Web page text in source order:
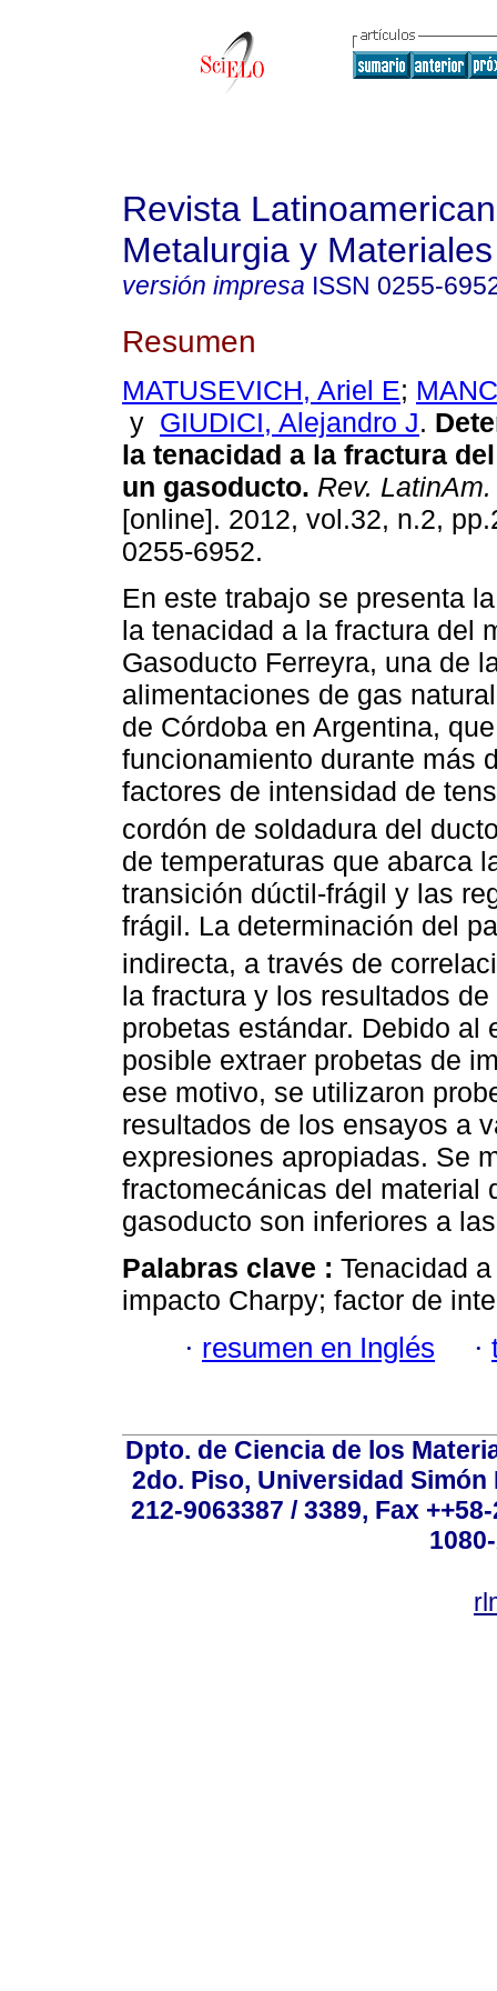
Revista
Metalurgia y Materiales
versión impresa ISSN 0255-
Resumen
MATUSEVICH, Ariel E;
y GIUDICI, Alejandro J.
la tenacidad a la fractura
un gasoducto. Rev.
[online]. 2012, vol.32, n.2,
0255-6952.
En este trabajo se presenta
la tenacidad a la fractura del
Gasoducto Ferreyra, una de
alimentaciones de gas
de Córdoba en Argentina,
funcionamiento durante más
factores de intensidad de
cordón de soldadura del
de temperaturas que abarca
transición dúctil-frágil y las
frágil. La determinación del
indirecta, a través de
la fractura y los resultados
probetas estándar. Debido al
posible extraer probetas de
ese motivo, se utilizaron
resultados de los ensayos a
expresiones apropiadas. Se
fractomecánicas del material
gasoducto son inferiores a
Palabras clave : Tenacidad
impacto Charpy; factor de
· resumen en Inglés ·
Dpto. de Ciencia de los
2do. Piso, Universidad
212-9063387 / 3389, Fax